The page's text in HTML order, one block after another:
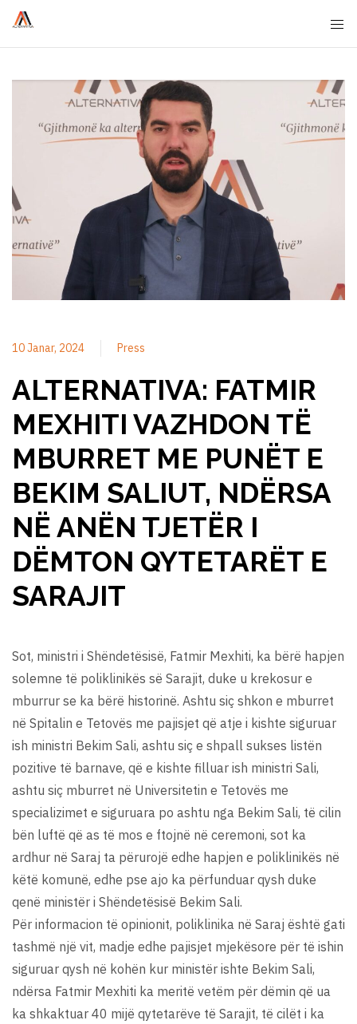
10 Janar, 2024 Press
ALTERNATIVA: FATMIR
MEXHITI VAZHDON TË
MBURRET ME PUNËT E
BEKIM SALIUT, NDËRSA
NË ANËN TJETËR I
DËMTON QYTETARËT E
SARAJIT
Sot, ministri i Shëndetësisë, Fatmir Mexhiti, ka bërë hapjen
solemne të poliklinikës së Sarajit, duke u krekosur e
mburrur se ka bërë historinë. Ashtu siç shkon e mburret
në Spitalin e Tetovës me pajisjet që atje i kishte siguruar
ish ministri Bekim Sali, ashtu siç e shpall sukses listën
pozitive të barnave, që e kishte filluar ish ministri Sali,
ashtu siç mburret në Universitetin e Tetovës me
specializimet e siguruara po ashtu nga Bekim Sali, të cilin
bën luftë që as të mos e ftojnë në ceremoni, sot ka
ardhur në Saraj ta përurojë edhe hapjen e poliklinikës në
këtë komunë, edhe pse ajo ka përfunduar qysh duke
qenë ministër i Shëndetësisë Bekim Sali.
Për informacion të opinionit, poliklinika në Saraj është gati
tashmë një vit, madje edhe pajisjet mjekësore për të ishin
siguruar qysh në kohën kur ministër ishte Bekim Sali,
ndërsa Fatmir Mexhiti ka meritë vetëm për dëmin që ua
ka shkaktuar 40 mijë qytetarëve të Sarajit, të cilët i ka